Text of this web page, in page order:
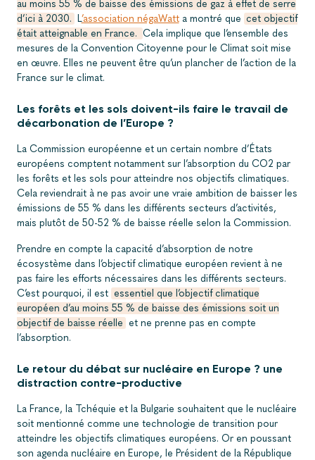
au moins 55 % de baisse des émissions de gaz à effet de serre
d’ici à 2030.
L’association négaWatta montré que cet objectif
était atteignable en France. Cela implique que l’ensemble des
mesures de la Convention Citoyenne pour le Climat soit mise
en œuvre. Elles ne peuvent être qu’un plancher de l’action de la
France sur le climat.
Les forêts et les sols doivent-ils faire le travail de
décarbonation de l’Europe ?
La Commission européenne et un certain nombre d’États
européens comptent notamment sur l’absorption du CO2 par
les forêts et les sols pour atteindre nos objectifs climatiques.
Cela reviendrait à ne pas avoir une vraie ambition de baisser les
émissions de 55 % dans les différents secteurs d’activités,
mais plutôt de 50-52 % de baisse réelle selon la Commission.
Prendre en compte la capacité d’absorption de notre
écosystème dans l’objectif climatique européen revient à ne
pas faire les efforts nécessaires dans les différents secteurs.
C’est pourquoi, il est essentiel que l’objectif climatique
européen d’au moins 55 % de baisse des émissions soit un
objectif de baisse réelle et ne prenne pas en compte
l’absorption.
Le retour du débat sur nucléaire en Europe ? une
distraction contre-productive
La France, la Tchéquie et la Bulgarie souhaitent que le nucléaire
soit mentionné comme une technologie de transition pour
atteindre les objectifs climatiques européens. Or en poussant
son agenda nucléaire en Europe, le Président de la République